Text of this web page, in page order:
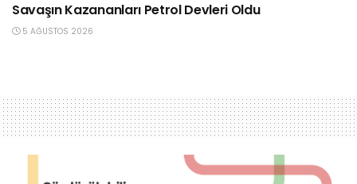
Savaşın Kazananları Petrol Devleri Oldu
5 AĞUSTOS 2026